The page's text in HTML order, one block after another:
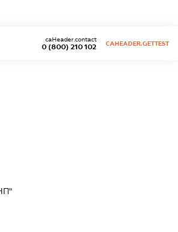
0 (800) 210 102
caHeader.contact
CAHEADER.GETTEST